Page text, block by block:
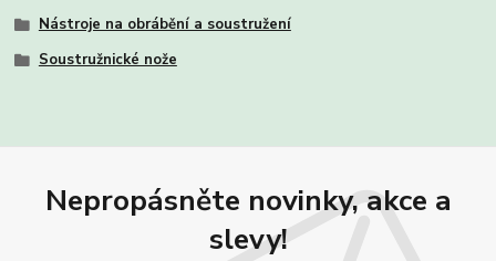
Nástroje na obrábění a soustružení
Soustružnické nože
Nepropásněte novinky, akce a
slevy!